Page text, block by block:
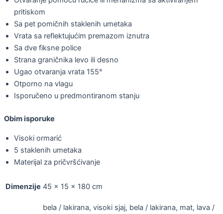
pritiskom
Sa pet pomičnih staklenih umetaka
Vrata sa reflektujućim premazom iznutra
Sa dve fiksne police
Strana graničnika levo ili desno
Ugao otvaranja vrata 155°
Otporno na vlagu
Isporučeno u predmontiranom stanju
Obim isporuke
Visoki ormarić
5 staklenih umetaka
Materijal za pričvršćivanje
Dimenzije 45 × 15 × 180 cm
bela / lakirana, visoki sjaj, bela / lakirana, mat, lava /